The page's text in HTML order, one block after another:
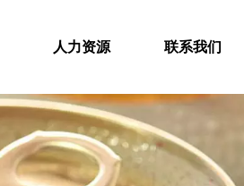
人力资源 联系我们